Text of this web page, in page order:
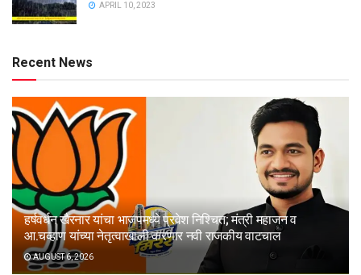
APRIL 10, 2023
Recent News
हर्षवर्धन खैरनार यांचा भाजपमध्ये प्रवेश निश्चित; मंत्री महाजन व
आ.चव्हाण यांच्या नेतृत्वाखाली करणार नवी राजकीय वाटचाल
AUGUST 6, 2026